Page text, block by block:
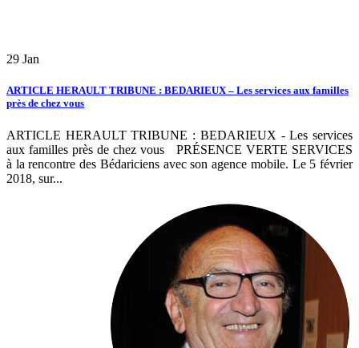
29 Jan
ARTICLE HERAULT TRIBUNE : BEDARIEUX – Les services aux familles
près de chez vous
ARTICLE HERAULT TRIBUNE : BEDARIEUX - Les services
aux familles près de chez vous PRÉSENCE VERTE SERVICES
à la rencontre des Bédariciens avec son agence mobile. Le 5 février
2018, sur...